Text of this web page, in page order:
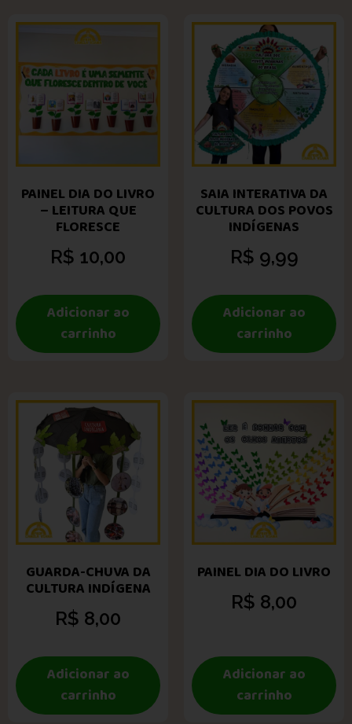
PAINEL DIA DO LIVRO
– LEITURA QUE
FLORESCE
R$ 10,00
Adicionar ao
carrinho
SAIA INTERATIVA DA
CULTURA DOS POVOS
INDÍGENAS
R$ 9,99
Adicionar ao
carrinho
GUARDA-CHUVA DA
CULTURA INDÍGENA
R$ 8,00
Adicionar ao
carrinho
PAINEL DIA DO LIVRO
R$ 8,00
Adicionar ao
carrinho